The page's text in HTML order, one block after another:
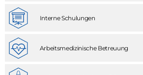
Interne Schulungen
Arbeitsmedizinische Betreuung